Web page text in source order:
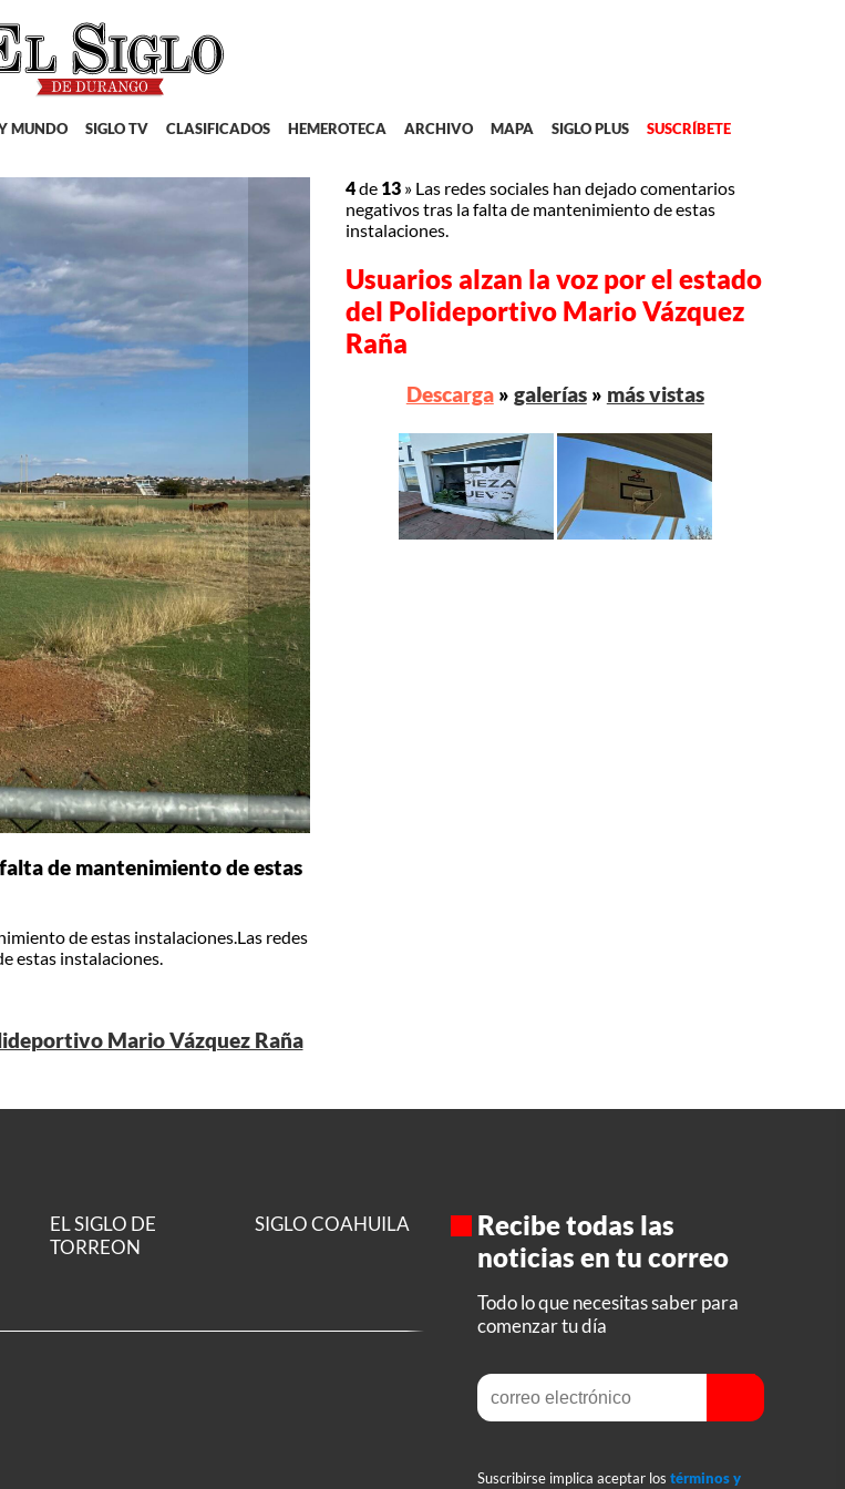
MUNDO SIGLO TV CLASIFICADOS HEMEROTECA ARCHIVO MAPA SIGLO PLUS SUSCRÍBETE
de mantenimiento de estas
de estas instalaciones.Las redes
estas instalaciones.
Mario Vázquez Raña
4de 13 » Las redes sociales han dejado comentarios
negativos tras la falta de mantenimiento de estas
instalaciones.
Usuarios alzan la voz por el estado
del Polideportivo Mario Vázquez
Raña
Descarga» galerías» más vistas
EL SIGLO DE
TORREON
SIGLO COAHUILA
Recibe todas las
noticias en tu correo
Todo lo que necesitas saber para
comenzar tu día
Suscribirse implica aceptar los términos y